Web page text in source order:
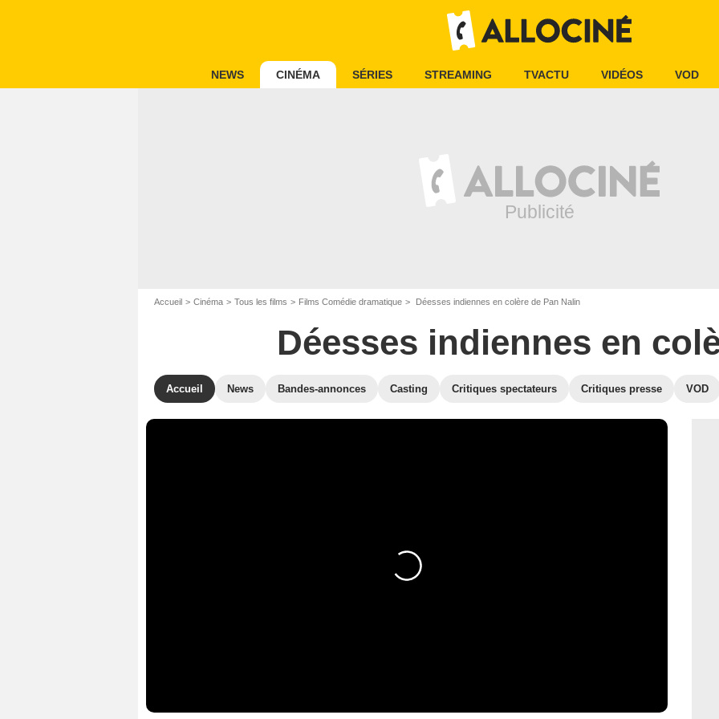
NEWS CINÉMA SÉRIES STREAMING TVACTU VIDÉOS VOD
Accueil Cinéma Tous les films Films Comédie dramatique Déesses indiennes en colère de Pan Nalin
Déesses indiennes en
Accueil News Bandes-annonces Casting Critiques spectateurs Critiques presse VOD